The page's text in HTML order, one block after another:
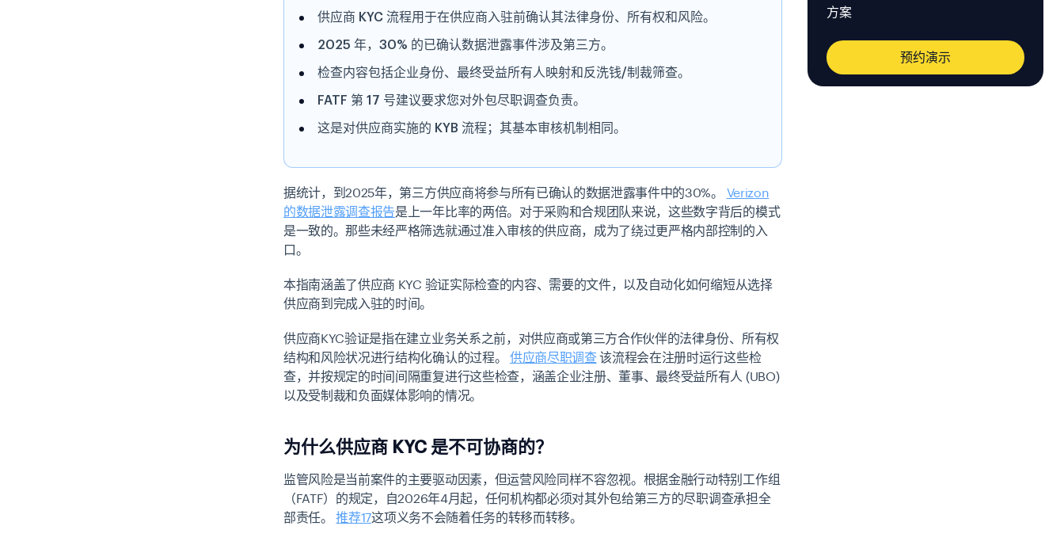
供应商 KYC 流程用于在供应商入驻前确认其法律身份、所有权和风险。
2025 年，30% 的已确认数据泄露事件涉及第三方。
检查内容包括企业身份、最终受益所有人映射和反洗钱/制裁筛查。
FATF 第 17 号建议要求您对外包尽职调查负责。
这是对供应商实施的 KYB 流程；其基本审核机制相同。
据统计，到2025年，第三方供应商将参与所有已确认的数据泄露事件中的30%。 Verizon
的数据泄露调查报告是上一年比率的两倍。对于采购和合规团队来说，这些数字背后的模式
是一致的。那些未经严格筛选就通过准入审核的供应商，成为了绕过更严格内部控制的入
口。
本指南涵盖了供应商 KYC 验证实际检查的内容、需要的文件，以及自动化如何缩短从选择
供应商到完成入驻的时间。
供应商KYC验证是指在建立业务关系之前，对供应商或第三方合作伙伴的法律身份、所有权
结构和风险状况进行结构化确认的过程。 供应商尽职调查该流程会在注册时运行这些检
查，并按规定的时间间隔重复进行这些检查，涵盖企业注册、董事、最终受益所有人 (UBO)
以及受制裁和负面媒体影响的情况。
为什么供应商 KYC 是不可协商的？
监管风险是当前案件的主要驱动因素，但运营风险同样不容忽视。根据金融行动特别工作组
（FATF）的规定，自2026年4月起，任何机构都必须对其外包给第三方的尽职调查承担全
部责任。推荐17这项义务不会随着任务的转移而转移。
方案
预约演示